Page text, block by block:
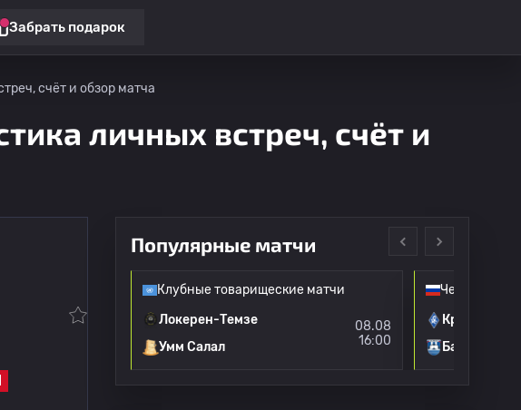
Забрать подарок
счёт и обзор матча
личных встреч, счёт и
Популярные матчи
08.08
Клубные товарищеские матчи
Локерен-Темзе
Умм Салал
08.08
16:00
Чемпионат
Крылья
Балтика